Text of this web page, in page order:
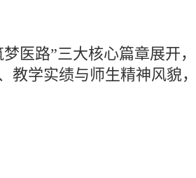
医路”三大核心篇章展开
教学实绩与师生精神风貌